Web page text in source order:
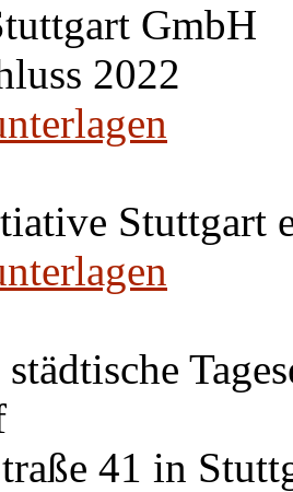
GmbH
2022
Stuttgart
städtische
41 in